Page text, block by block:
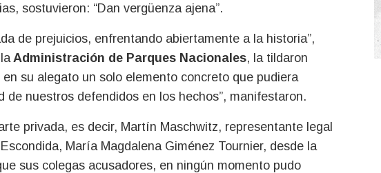
sostuvieron: “Dan vergüenza ajena”.
de prejuicios, enfrentando abiertamente a la historia”,
Administración de Parques Nacionales, la tildaron
en su alegato un solo elemento concreto que pudiera
nuestros defendidos en los hechos”, manifestaron.
privada, es decir, Martín Maschwitz, representante legal
María Magdalena Giménez Tournier, desde la
sus colegas acusadores, en ningún momento pudo